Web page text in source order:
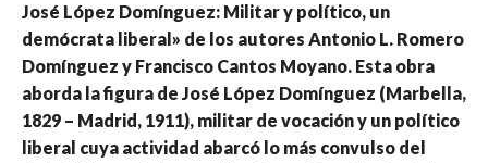
José López Domínguez: Militar y político, un
demócrata liberal» de los autores Antonio L. Romero
Domínguez y Francisco Cantos Moyano. Esta obra
aborda la figura de José López Domínguez (Marbella,
1829 – Madrid, 1911), militar de vocación y un político
liberal cuya actividad abarcó lo más convulso del